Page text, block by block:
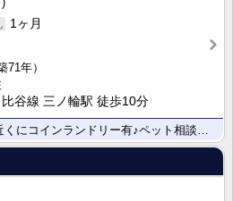
1ヶ月
71年）
谷線 三ノ輪駅 徒歩10分